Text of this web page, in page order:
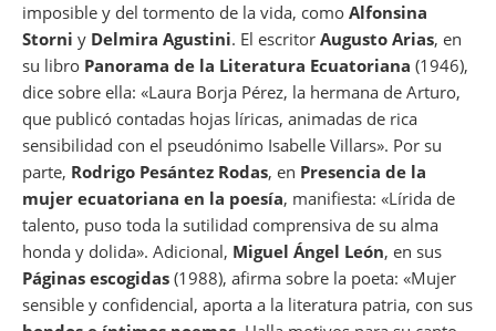
imposible y del tormento de la vida, como Alfonsina
Storni y Delmira Agustini. El escritor Augusto Arias, en
su libro Panorama de la Literatura Ecuatoriana (1946),
dice sobre ella: «Laura Borja Pérez, la hermana de Arturo,
que publicó contadas hojas líricas, animadas de rica
sensibilidad con el pseudónimo Isabelle Villars». Por su
parte, Rodrigo Pesántez Rodas, en Presencia de la
mujer ecuatoriana en la poesía, manifiesta: «Lírida de
talento, puso toda la sutilidad comprensiva de su alma
honda y dolida». Adicional, Miguel Ángel León, en sus
Páginas escogidas (1988), afirma sobre la poeta: «Mujer
sensible y confidencial, aporta a la literatura patria, con sus